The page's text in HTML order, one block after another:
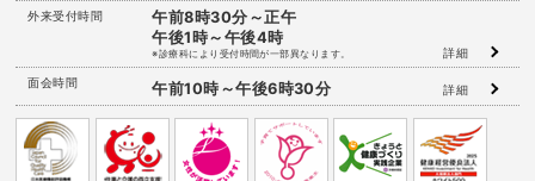
外来受付時間
午前8時30分～正午
午後1時～午後4時
※診療科により受付時間が一部異なります。 詳細
面会時間 午前10時～午後6時30分 詳細